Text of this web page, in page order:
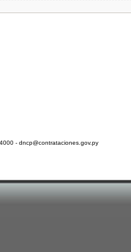
- dncp@contrataciones.gov.py